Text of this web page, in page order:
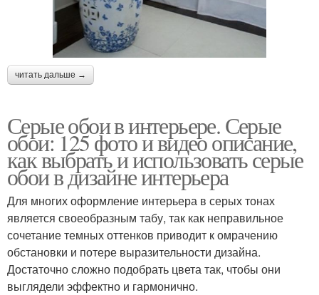
читать дальше →
Серые обои в интерьере. Серые
обои: 125 фото и видео описание,
как выбрать и использовать серые
обои в дизайне интерьера
Для многих оформление интерьера в серых тонах
является своеобразным табу, так как неправильное
сочетание темных оттенков приводит к омрачению
обстановки и потере выразительности дизайна.
Достаточно сложно подобрать цвета так, чтобы они
выглядели эффектно и гармонично.